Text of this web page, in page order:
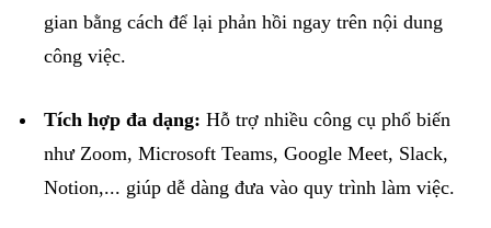
gian bằng cách để lại phản hồi ngay trên nội dung
công việc.
Tích hợp đa dạng: Hỗ trợ nhiều công cụ phổ biến
nhưZoom, Microsoft Teams, Google Meet, Slack,
Notion,... giúp dễ dàng đưa vào quy trình làm việc.